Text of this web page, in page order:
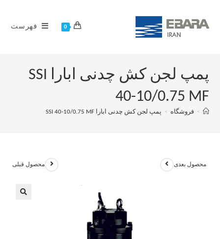
0 فهرست
پمپ لجن کش چدنی ابارا SSI
40-10/0.75 MF
> فروشگاه > پمپ لجن کش چدنی ابارا SSI 40-10/0.75 MF
محصول قبلی محصول بعدی